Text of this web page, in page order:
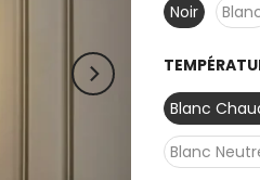
Noir
Blanc
Blanc